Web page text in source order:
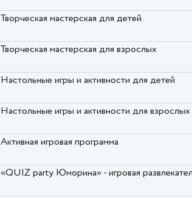
Творческая мастерская для детей
Творческая мастерская для взрослых
Настольные игры и активности для детей
Настольные игры и активности для взрослых
Активная игровая программа
«QUIZ party Юморина» - игровая